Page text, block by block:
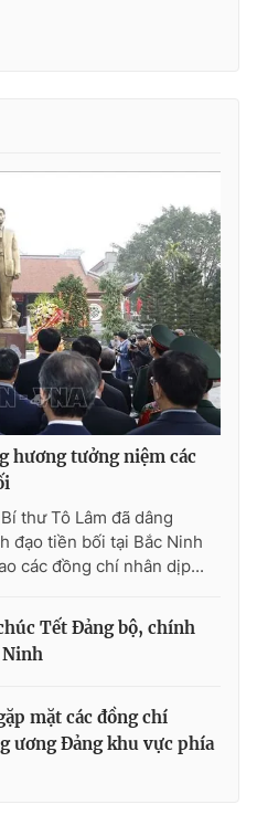
hương tưởng niệm các
thư Tô Lâm đã dâng
đạo tiền bối tại Bắc Ninh
các đồng chí nhân dịp...
Tết Đảng bộ, chính
mặt các đồng chí
ương Đảng khu vực phía